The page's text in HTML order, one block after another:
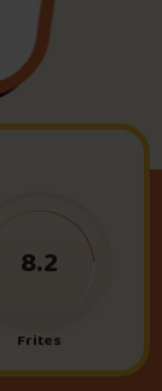
Frites
8.2